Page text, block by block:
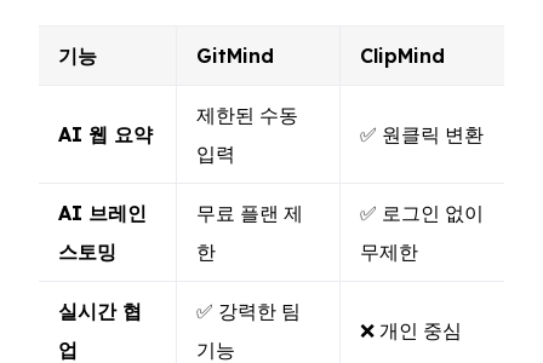
기능 GitMind ClipMind
AI 웹 요약
제한된 수동
입력
✅ 원클릭 변환
AI 브레인
스토밍
무료 플랜 제
한
✅ 로그인 없이
무제한
실시간 협
업
✅ 강력한 팀
기능
❌ 개인 중심